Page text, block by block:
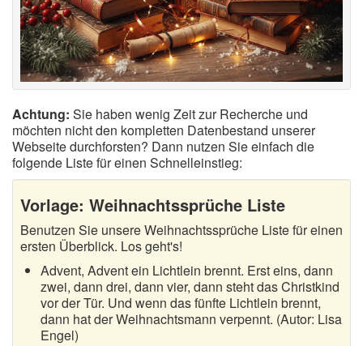
Achtung: Sie haben wenig Zeit zur Recherche und
möchten nicht den kompletten Datenbestand unserer
Webseite durchforsten? Dann nutzen Sie einfach die
folgende Liste für einen Schnelleinstieg:
Vorlage: Weihnachtssprüche Liste
Benutzen Sie unsere Weihnachtssprüche Liste für einen
ersten Überblick. Los geht's!
Advent, Advent ein Lichtlein brennt. Erst eins, dann
zwei, dann drei, dann vier, dann steht das Christkind
vor der Tür. Und wenn das fünfte Lichtlein brennt,
dann hat der Weihnachtsmann verpennt. (Autor: Lisa
Engel)